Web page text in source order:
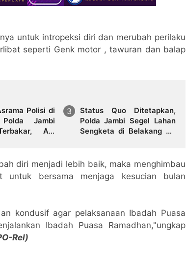
untuk intropeksi diri dan merubah perilaku
seperti Genk motor , tawuran dan balap
Polisi di
Jambi
Api
Status Quo Ditetapkan,
Polda Jambi Segel Lahan
Sengketa di Belakang RS
diri menjadi lebih baik, maka menghimbau
untuk bersama menjaga kesucian bulan
kondusif agar pelaksanaan Ibadah Puasa
Ibadah Puasa Ramadhan,"ungkap
Rel)